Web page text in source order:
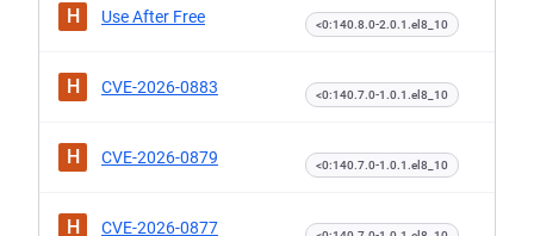
H Use After Free <0:140.8.0-2.0.1.el8_10
H CVE-2026-0883 <0:140.7.0-1.0.1.el8_10
H CVE-2026-0879 <0:140.7.0-1.0.1.el8_10
H CVE-2026-0877